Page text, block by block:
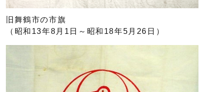
旧舞鶴市の市旗
（昭和13年8月1日～昭和18年5月26日）